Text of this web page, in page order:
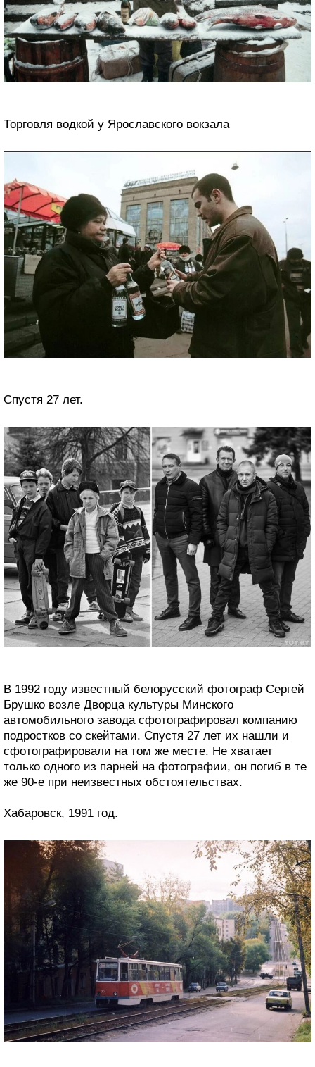
Торговля водкой у Ярославского вокзала
Спустя 27 лет.
В 1992 году известный белорусский фотограф Сергей
Брушко возле Дворца культуры Минского
автомобильного завода сфотографировал компанию
подростков со скейтами. Спустя 27 лет их нашли и
сфотографировали на том же месте. Не хватает
только одного из парней на фотографии, он погиб в те
же 90-е при неизвестных обстоятельствах.
Хабаровск, 1991 год.